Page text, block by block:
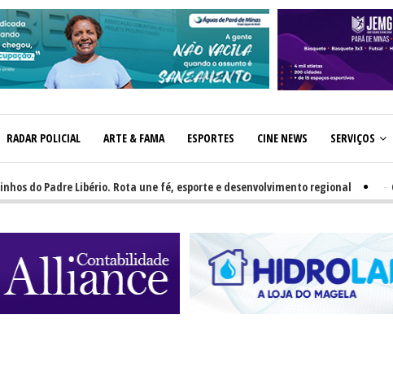
RADAR POLICIAL ARTE & FAMA ESPORTES CINE NEWS SERVIÇOS
Padre Libério. Rota une fé, esporte e desenvolvimento regional